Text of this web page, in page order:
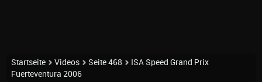
Startseite Videos Seite 468
ISA Speed Grand Prix
Fuerteventura 2006